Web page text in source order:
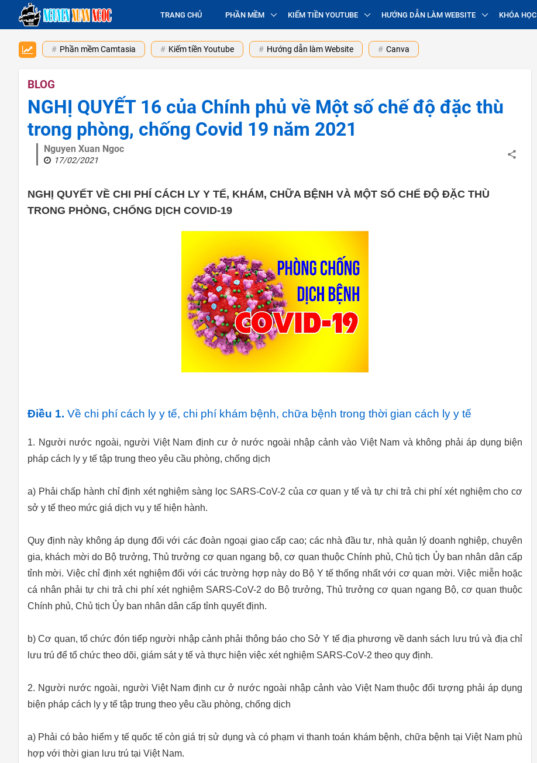
TRANG CHỦ PHẦN MỀM KIẾM TIỀN YOUTUBE HƯỚNG DẪN LÀM WEBSITE KHÓA HỌC
Phần mềm Camtasia Kiếm tiền Youtube Hướng dẫn làm Website Canva
BLOG
NGHỊ QUYẾT 16 của Chính phủ về Một số chế độ đặc thù
trong phòng, chống Covid 19 năm 2021
Nguyen Xuan Ngoc
17/02/2021
NGHỊ QUYẾT VỀ CHI PHÍ CÁCH LY Y TẾ, KHÁM, CHỮA BỆNH VÀ MỘT SỐ CHẾ ĐỘ ĐẶC THÙ
TRONG PHÒNG, CHỐNG DỊCH COVID-19
Điều 1. Về chi phí cách ly y tế, chi phí khám bệnh, chữa bệnh trong thời gian cách ly y tế
1. Người nước ngoài, người Việt Nam định cư ở nước ngoài nhập cảnh vào Việt Nam và không phải áp dụng biện
pháp cách ly y tế tập trung theo yêu cầu phòng, chống dịch
a) Phải chấp hành chỉ định xét nghiệm sàng lọc SARS-CoV-2 của cơ quan y tế và tự chi trả chi phí xét nghiệm cho cơ
sở y tế theo mức giá dịch vụ y tế hiện hành.
Quy định này không áp dụng đối với các đoàn ngoại giao cấp cao; các nhà đầu tư, nhà quản lý doanh nghiệp, chuyên
gia, khách mời do Bộ trưởng, Thủ trưởng cơ quan ngang bộ, cơ quan thuộc Chính phủ, Chủ tịch Ủy ban nhân dân cấp
tỉnh mời. Việc chỉ định xét nghiệm đối với các trường hợp này do Bộ Y tế thống nhất với cơ quan mời. Việc miễn hoặc
cá nhân phải tự chi trả chi phí xét nghiệm SARS-CoV-2 do Bộ trưởng, Thủ trưởng cơ quan ngang Bộ, cơ quan thuộc
Chính phủ, Chủ tịch Ủy ban nhân dân cấp tỉnh quyết định.
b) Cơ quan, tổ chức đón tiếp người nhập cảnh phải thông báo cho Sở Y tế địa phương về danh sách lưu trú và địa chỉ
lưu trú để tổ chức theo dõi, giám sát y tế và thực hiện việc xét nghiệm SARS-CoV-2 theo quy định.
2. Người nước ngoài, người Việt Nam định cư ở nước ngoài nhập cảnh vào Việt Nam thuộc đối tượng phải áp dụng
biện pháp cách ly y tế tập trung theo yêu cầu phòng, chống dịch
a) Phải có bảo hiểm y tế quốc tế còn giá trị sử dụng và có phạm vi thanh toán khám bệnh, chữa bệnh tại Việt Nam phù
hợp với thời gian lưu trú tại Việt Nam.